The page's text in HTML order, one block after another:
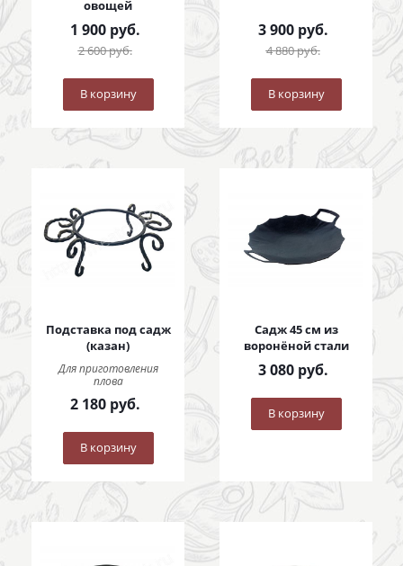
овощей
1 900руб.
2 600руб.
В корзину
3 900руб.
4 880руб.
В корзину
Подставка под садж
(казан)
Для приготовления
плова
2 180руб.
В корзину
Садж 45 см из
воронёной стали
3 080руб.
В корзину